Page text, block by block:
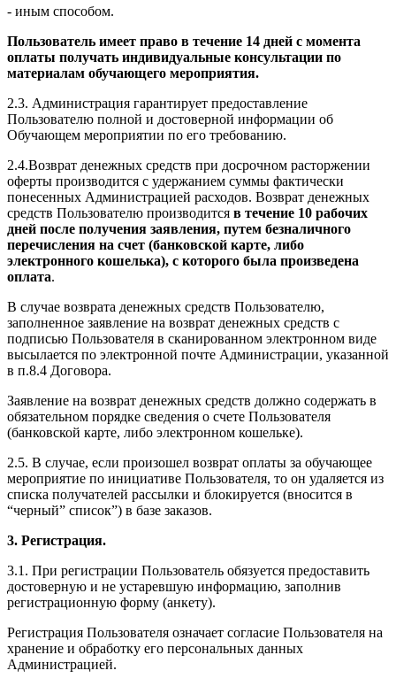
- иным способом.
Пользователь имеет право в течение 14 дней с момента
оплаты получать индивидуальные консультации по
материалам обучающего мероприятия.
2.3. Администрация гарантирует предоставление
Пользователю полной и достоверной информации об
Обучающем мероприятии по его требованию.
2.4.Возврат денежных средств при досрочном расторжении
оферты производится с удержанием суммы фактически
понесенных Администрацией расходов. Возврат денежных
средств Пользователю производится в течение 10 рабочих
дней после получения заявления, путем безналичного
перечисления на счет (банковской карте, либо
электронного кошелька), с которого была произведена
оплата.
В случае возврата денежных средств Пользователю,
заполненное заявление на возврат денежных средств с
подписью Пользователя в сканированном электронном виде
высылается по электронной почте Администрации, указанной
в п.8.4 Договора.
Заявление на возврат денежных средств должно содержать в
обязательном порядке сведения о счете Пользователя
(банковской карте, либо электронном кошельке).
2.5. В случае, если произошел возврат оплаты за обучающее
мероприятие по инициативе Пользователя, то он удаляется из
списка получателей рассылки и блокируется (вносится в
“черный” список”) в базе заказов.
3. Регистрация.
3.1. При регистрации Пользователь обязуется предоставить
достоверную и не устаревшую информацию, заполнив
регистрационную форму (анкету).
Регистрация Пользователя означает согласие Пользователя на
хранение и обработку его персональных данных
Администрацией.